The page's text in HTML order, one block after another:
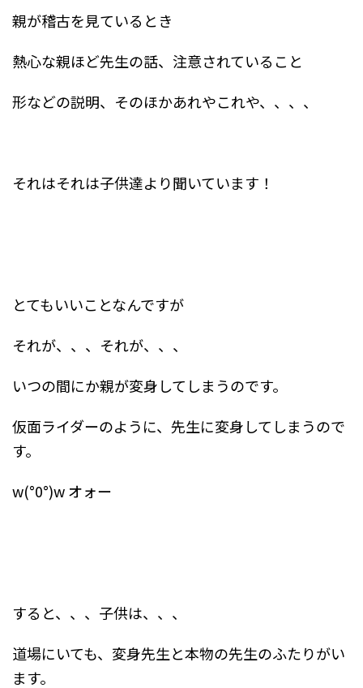
親が稽古を見ているとき
熱心な親ほど先生の話、注意されていること
形などの説明、そのほかあれやこれや、、、、
それはそれは子供達より聞いています！
とてもいいことなんですが
それが、、、それが、、、
いつの間にか親が変身してしまうのです。
仮面ライダーのように、先生に変身してしまうので
す。
w(°0°)w オォー
すると、、、子供は、、、
道場にいても、変身先生と本物の先生のふたりがい
ます。